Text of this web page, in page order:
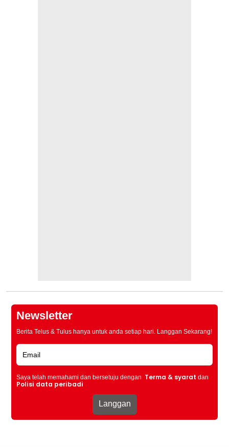
Newsletter
Berita Telus & Tulus hanya untuk anda setiap hari. Langgan Sekarang!
Saya telah memahami dan bersetuju dengan Terma & syarat dan
Polisi data peribadi